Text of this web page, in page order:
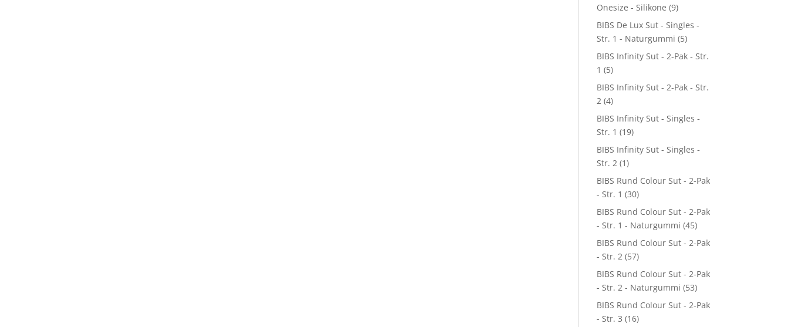
Onesize - Silikone (9)
BIBS De Lux Sut - Singles -
Str. 1 - Naturgummi (5)
BIBS Infinity Sut - 2-Pak - Str.
1 (5)
BIBS Infinity Sut - 2-Pak - Str.
2 (4)
BIBS Infinity Sut - Singles -
Str. 1 (19)
BIBS Infinity Sut - Singles -
Str. 2 (1)
BIBS Rund Colour Sut - 2-Pak
- Str. 1 (30)
BIBS Rund Colour Sut - 2-Pak
- Str. 1 - Naturgummi (45)
BIBS Rund Colour Sut - 2-Pak
- Str. 2 (57)
BIBS Rund Colour Sut - 2-Pak
- Str. 2 - Naturgummi (53)
BIBS Rund Colour Sut - 2-Pak
- Str. 3 (16)